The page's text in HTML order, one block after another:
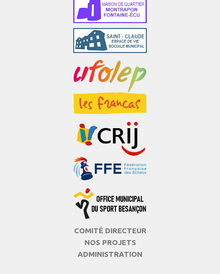
COMITÉ DIRECTEUR
NOS PROJETS
ADMINISTRATION